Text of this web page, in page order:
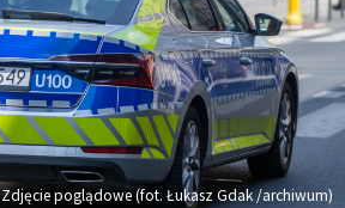
Zdjęcie poglądowe (fot. Łukasz Gdak /archiwum)